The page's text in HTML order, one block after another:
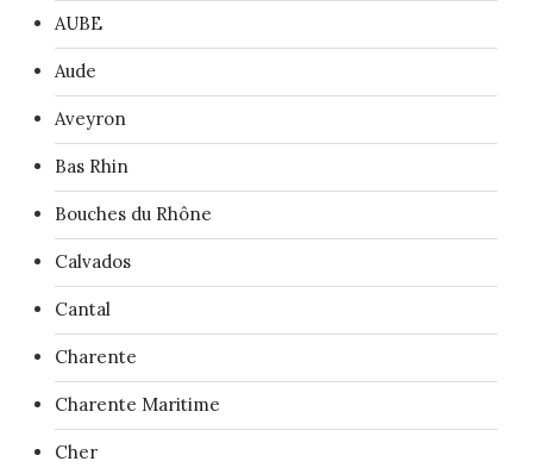
AUBE
Aude
Aveyron
Bas Rhin
Bouches du Rhône
Calvados
Cantal
Charente
Charente Maritime
Cher